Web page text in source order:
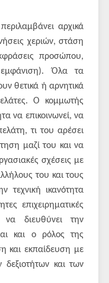
αρχικά
χεριών, στάση
προσώπου,
Όλα τα
θετικά ή αρνητικά
Ο κομμωτής
να επικοινωνεί, να
τι του αρέσει
μαζί του και να
σχέσεις με
του και τους
τεχνική ικανότητα
επιχειρηματικές
να διευθύνει την
και ο ρόλος της
και εκπαίδευση με
δεξιοτήτων και των